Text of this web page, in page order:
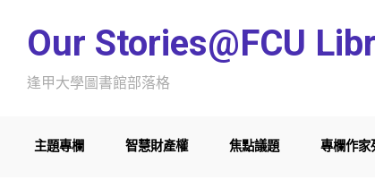
Our Stories@FCU
逢甲大學圖書館部落格
主題專欄 智慧財產權 焦點議題 專欄作家